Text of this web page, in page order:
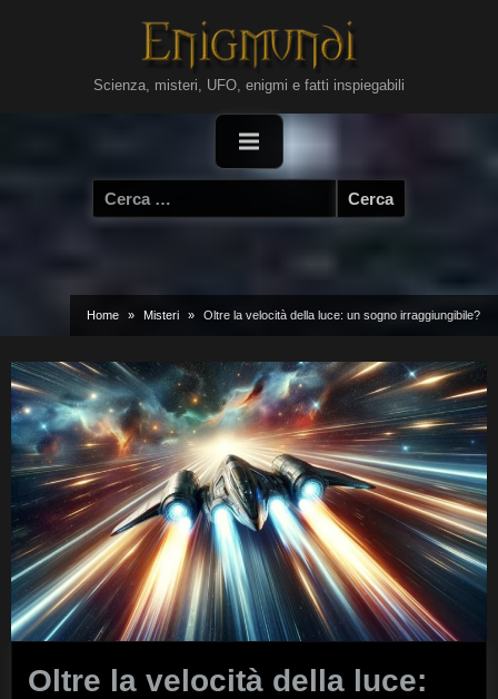
Scienza, misteri, UFO, enigmi e fatti inspiegabili
Ricerca
per:
Home Misteri Oltre la velocità della luce: un sogno irraggiungibile?
Oltre la velocità della luce: